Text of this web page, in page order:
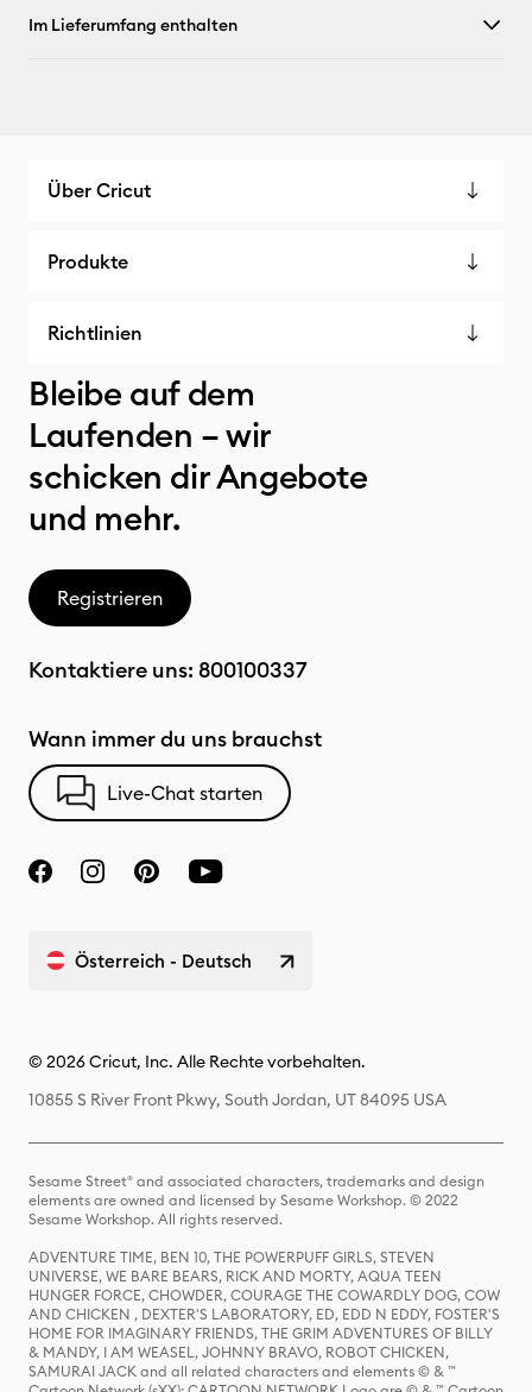
Im Lieferumfang enthalten
Über Cricut
Produkte
Richtlinien
Bleibe auf dem
Laufenden – wir
schicken dir Angebote
und mehr.
Registrieren
Kontaktiere uns: 800100337
Wann immer du uns brauchst
Live-Chat starten
Österreich - Deutsch
© 2026 Cricut, Inc. Alle Rechte vorbehalten.
10855 S River Front Pkwy, South Jordan, UT 84095 USA
Sesame Street® and associated characters, trademarks and design
elements are owned and licensed by Sesame Workshop. © 2022
Sesame Workshop. All rights reserved.
ADVENTURE TIME, BEN 10, THE POWERPUFF GIRLS, STEVEN
UNIVERSE, WE BARE BEARS, RICK AND MORTY, AQUA TEEN
HUNGER FORCE, CHOWDER, COURAGE THE COWARDLY DOG, COW
AND CHICKEN , DEXTER'S LABORATORY, ED, EDD N EDDY, FOSTER'S
HOME FOR IMAGINARY FRIENDS, THE GRIM ADVENTURES OF BILLY
& MANDY, I AM WEASEL, JOHNNY BRAVO, ROBOT CHICKEN,
SAMURAI JACK and all related characters and elements © & ™